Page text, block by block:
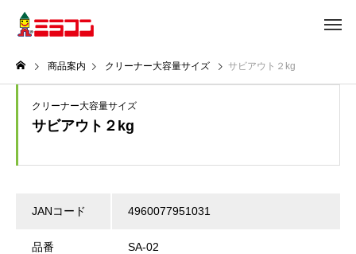
商品案内 クリーナー大容量サイズ サビアウト２kg
クリーナー大容量サイズ
サビアウト２kg
JANコード 4960077951031
品番 SA-02